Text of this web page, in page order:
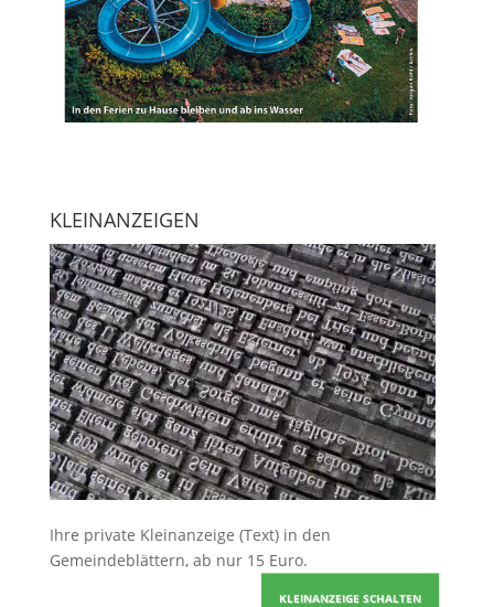
KLEINANZEIGEN
Ihre private Kleinanzeige (Text) in den
Gemeindeblättern, ab nur 15 Euro.
KLEINANZEIGE SCHALTEN